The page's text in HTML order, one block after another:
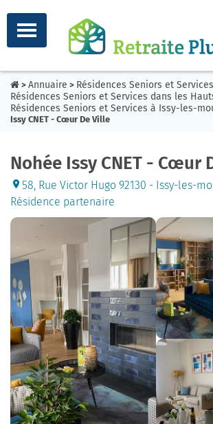
> Annuaire > Résidences Seniors et
Résidences Seniors et Services dans les
Résidences Seniors et Services à Issy-les-
Issy CNET - Cœur De Ville
Nohée Issy CNET - Cœur
58, Rue Victor Hugo 92130 - Issy-les-
Résidence partenaire